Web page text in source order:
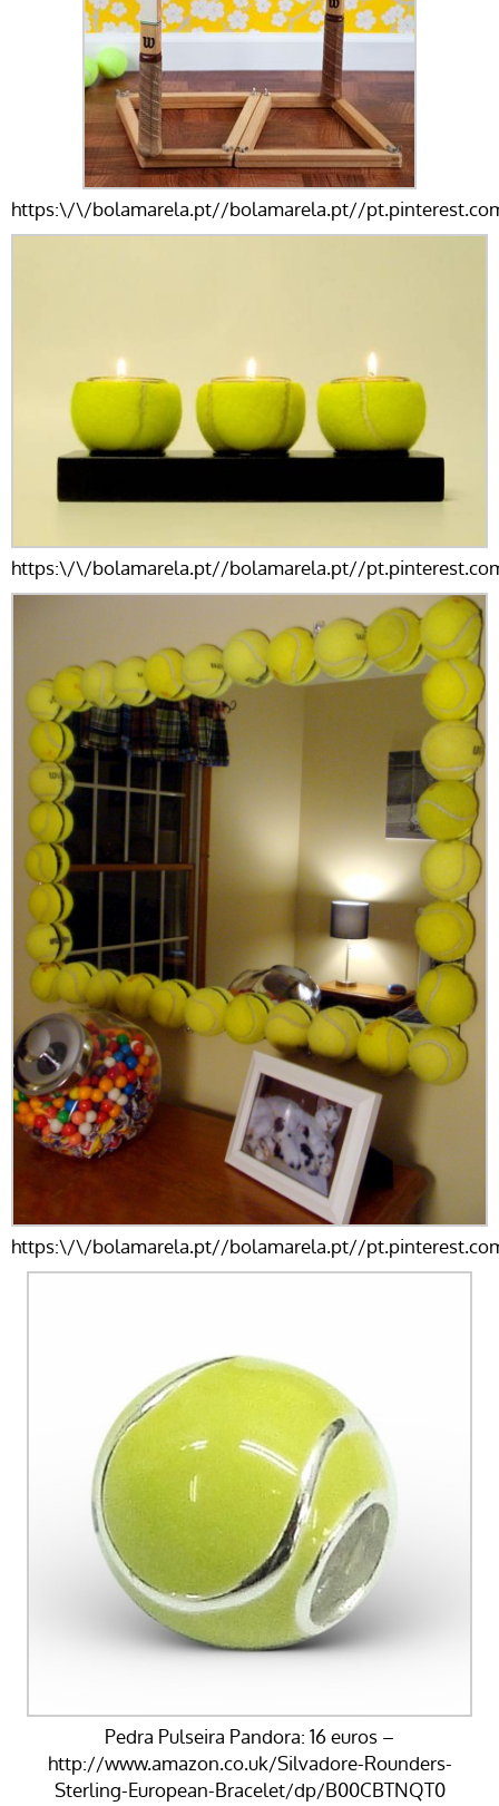
https:\/\/bolamarela.pt//bolamarela.pt//
https:\/\/bolamarela.pt//bolamarela.pt//
https:\/\/bolamarela.pt//bolamarela.pt//
Pedra Pulseira Pandora: 16 euros –
http://www.amazon.co.uk/Silvadore-Rounders-
Sterling-European-Bracelet/dp/B00CBTNQT0